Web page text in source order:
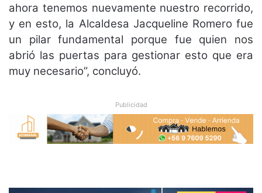
ahora tenemos nuevamente nuestro recorrido,
y en esto, la Alcaldesa Jacqueline Romero fue
un pilar fundamental porque fue quien nos
abrió las puertas para gestionar esto que era
muy necesario”, concluyó.
Publicidad